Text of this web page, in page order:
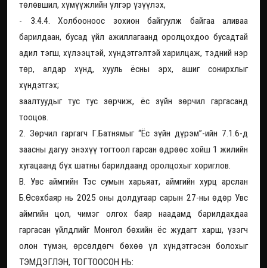
төлөвшил, хүмүүжлийн үлгэр үзүүлэх,
- 3.4.4. Холбооноос зохион байгуулж байгаа аливаа
барилдаан, бусад үйл ажиллагаанд оролцохдоо бусадтай
адил тэгш, хүлээцтэй, хүндэтгэлтэй харилцаж, тэдний нэр
төр, алдар хүнд, хууль ёсны эрх, ашиг сонирхлыг
хүндэтгэх;
заалтуудыг тус тус зөрчиж, ёс зүйн зөрчил гаргасанд
тооцов.
2. Зөрчил гаргагч Г.Батнямыг “Ёс зүйн дүрэм”-ийн 7.1.6-д
заасны дагуу энэхүү тогтоол гарсан өдрөөс хойш 1 жилийн
хугацаанд бүх шатны барилдаанд оролцохыг хориглов.
В. Увс аймгийн Тэс сумын харьяат, аймгийн хурц арслан
Б.Өсөхбаяр нь 2025 оны долдугаар сарын 27-ны өдөр Увс
аймгийн цол, чимэг олгох баяр наадамд барилдахдаа
гаргасан үйлдлийг Монгол бөхийн ёс жудагт харш, үзэгч
олон түмэн, өрсөлдөгч бөхөө үл хүндэтгэсэн болохыг
ТЭМДЭГЛЭН, ТОГТООСОН НЬ: